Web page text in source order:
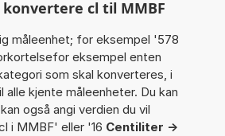
cl til MMBF
måleenhet; for eksempel '578
eksempel enten
som skal konverteres, i
kjente måleenheter. Du kan
også angi verdien du vil
i MMBF' eller '16 Centiliter ->